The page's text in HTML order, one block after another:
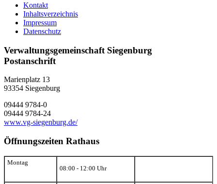
Kontakt
Inhaltsverzeichnis
Impressum
Datenschutz
Verwaltungsgemeinschaft Siegenburg
Postanschrift
Marienplatz 13
93354 Siegenburg
09444 9784-0
09444 9784-24
www.vg-siegenburg.de/
Öffnungszeiten Rathaus
Montag
08:00 - 12:00 Uhr